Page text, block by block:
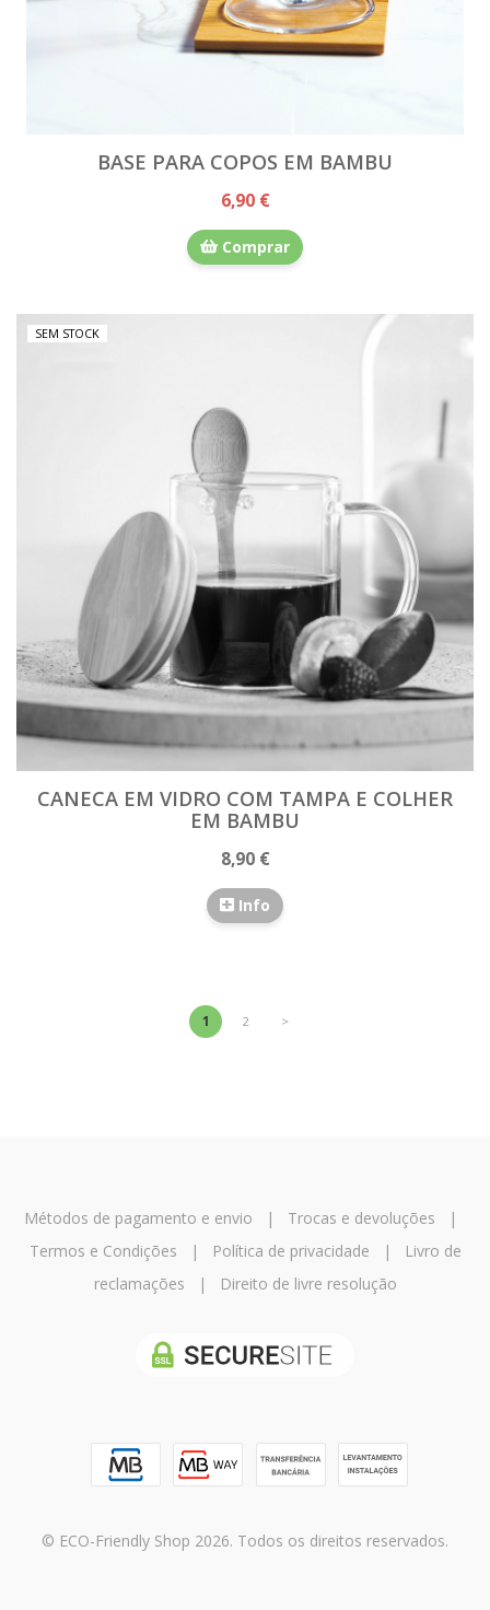
BASE PARA COPOS EM BAMBU
6,90 €
Comprar
SEM STOCK
CANECA EM VIDRO COM TAMPA E COLHER
EM BAMBU
8,90 €
Info
1 2 >
Métodos de pagamento e envio | Trocas e devoluções |
Termos e Condições | Política de privacidade |
Livro de
reclamações | Direito de livre resolução
© ECO-Friendly Shop 2026. Todos os direitos reservados.